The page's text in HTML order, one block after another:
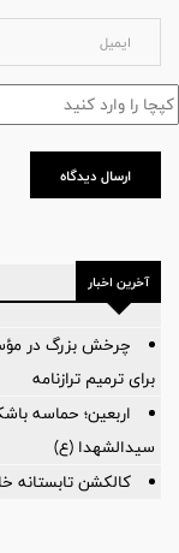
ارسال دیدگاه
آخرین اخبار
برای ترمیم ترازنامه
اربعین؛ حماسه
سیدالشهدا (ع)
کالکشن تابستانه